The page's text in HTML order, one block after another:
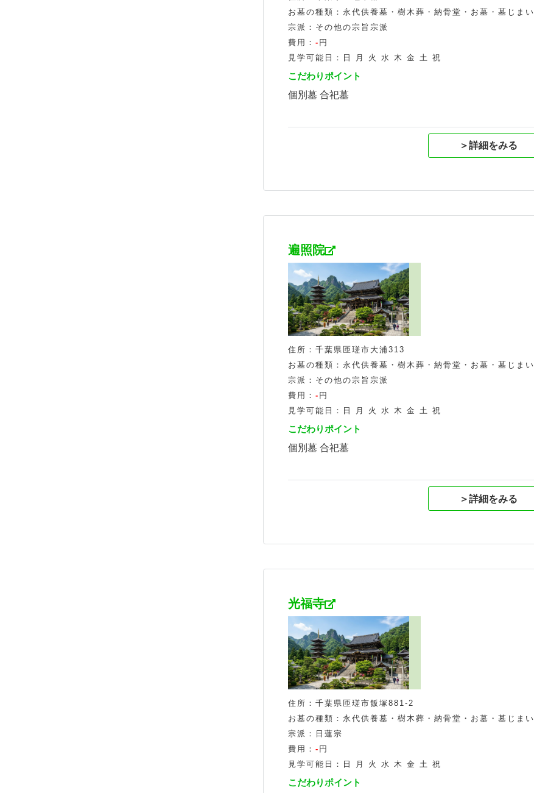
お墓の種類：永代供養墓・樹木葬・納骨堂・お墓・墓じまい
宗派：その他の宗旨宗派
費用： - 円
見学可能日：日 月 火 水 木 金 土 祝
こだわりポイント
個別墓 合祀墓
＞詳細をみる
遍照院
住所：千葉県匝瑳市大浦313
お墓の種類：永代供養墓・樹木葬・納骨堂・お墓・墓じまい
宗派：その他の宗旨宗派
費用： - 円
見学可能日：日 月 火 水 木 金 土 祝
こだわりポイント
個別墓 合祀墓
＞詳細をみる
光福寺
住所：千葉県匝瑳市飯塚881-2
お墓の種類：永代供養墓・樹木葬・納骨堂・お墓・墓じまい
宗派：日蓮宗
費用： - 円
見学可能日：日 月 火 水 木 金 土 祝
こだわりポイント